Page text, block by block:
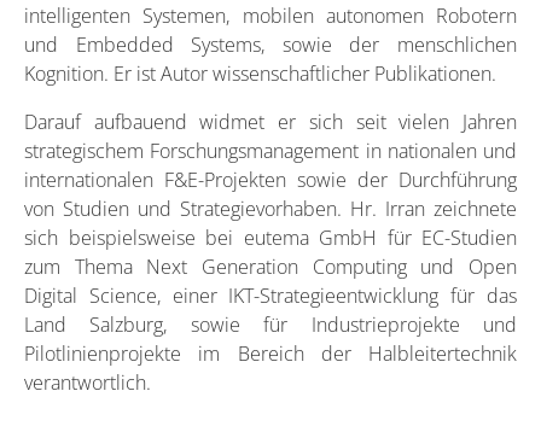
intelligenten Systemen, mobilen autonomen Robotern
und Embedded Systems, sowie der menschlichen
Kognition. Er ist Autor wissenschaftlicher Publikationen.
Darauf aufbauend widmet er sich seit vielen Jahren
strategischem Forschungsmanagement in nationalen und
internationalen F&E-Projekten sowie der Durchführung
von Studien und Strategievorhaben. Hr. Irran zeichnete
sich beispielsweise bei eutema GmbH für EC-Studien
zum Thema Next Generation Computing und Open
Digital Science, einer IKT-Strategieentwicklung für das
Land Salzburg, sowie für Industrieprojekte und
Pilotlinienprojekte im Bereich der Halbleitertechnik
verantwortlich.